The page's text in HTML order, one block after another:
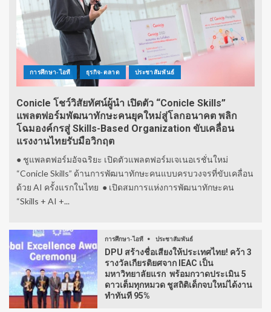
การศึกษา-ไอที ธุรกิจ-ตลาด ประชาสัมพันธ์
Conicle โชว์วิสัยทัศน์ผู้นำ เปิดตัว “Conicle Skills”
แพลตฟอร์มพัฒนาทักษะคนยุคใหม่สู่โลกอนาคต พลิก
โฉมองค์กรสู่ Skills-Based Organization ขับเคลื่อน
แรงงานไทยรับมือวิกฤต
● ชูแพลตฟอร์มอัจฉริยะ เปิดตัวแพลตฟอร์มเจเนอเรชั่นใหม่
“Conicle Skills” ด้านการพัฒนาทักษะคนแบบครบวงจรที่ขับเคลื่อน
ด้วย AI ครั้งแรกในไทย ● เปิดสมการแห่งการพัฒนาทักษะคน
“Skills + AI +...
การศึกษา-ไอที ประชาสัมพันธ์
DPU สร้างชื่อเสียงให้ประเทศไทย! คว้า 3
รางวัลเกียรติยศจาก IEAC เป็น
มหาวิทยาลัยแรก พร้อมกวาดประเมิน 5
ดาวเต็มทุกหมวด ชูสถิติเด็กจบใหม่ได้งาน
ทำทันที 95%